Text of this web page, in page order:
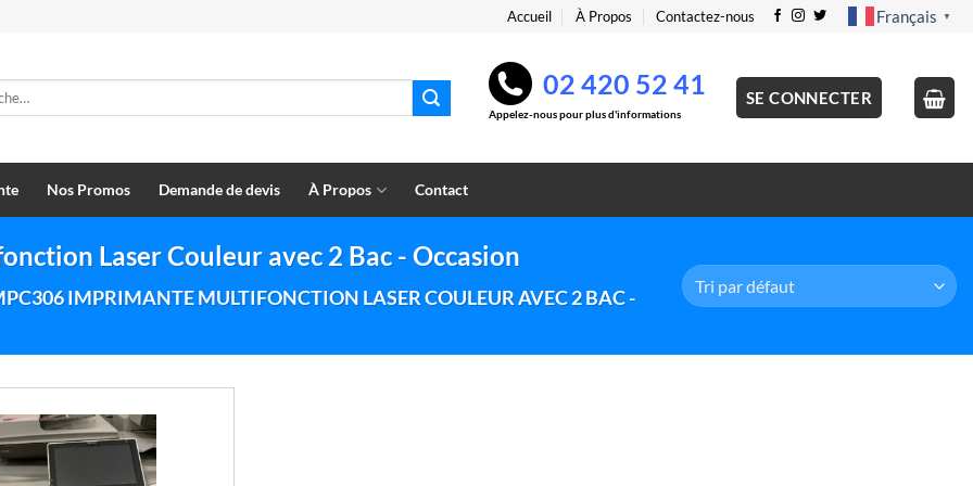
Accueil À Propos Contactez-nous Français ▼
02 420 52 41
Appelez-nous pour plus d'informations
SE CONNECTER
Nos Promos Demande de devis À Propos Contact
Laser Couleur avec 2 Bac - Occasion
IMPRIMANTE MULTIFONCTION LASER COULEUR AVEC 2 BAC -